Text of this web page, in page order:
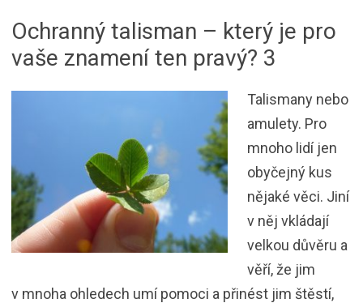
Ochranný talisman – který je pro
vaše znamení ten pravý? 3
Talismany nebo
amulety. Pro
mnoho lidí jen
obyčejný kus
nějaké věci. Jiní
v něj vkládají
velkou důvěru a
věří, že jim
v mnoha ohledech umí pomoci a přinést jim štěstí,